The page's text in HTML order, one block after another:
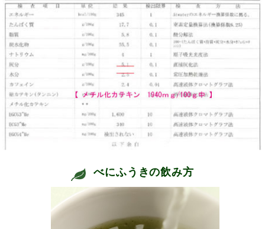
べにふうきの飲み方